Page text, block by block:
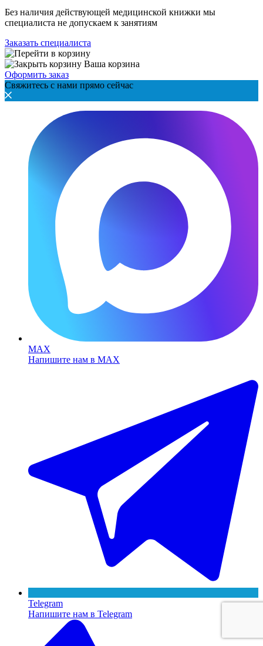
Без наличия действующей медицинской книжки мы
специалиста не допускаем к занятиям
Заказать специалиста
Ваша корзина
Оформить заказ
Свяжитесь с нами прямо сейчас
MAX
Напишите нам в MAX
Telegram
Напишите нам в Telegram